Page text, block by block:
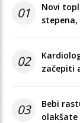
01
Novi
02
začepiti
03
Bebi
olakšate